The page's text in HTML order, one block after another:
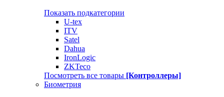
Показать подкатегории
U-tex
ITV
Satel
Dahua
IronLogic
ZKTeco
Посмотреть все товары [Контроллеры]
Биометрия